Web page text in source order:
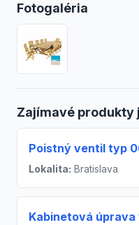
Fotogaléria
Zajímavé produkty
Poistný ventil typ
Lokalita: Bratislava
Kabinetová